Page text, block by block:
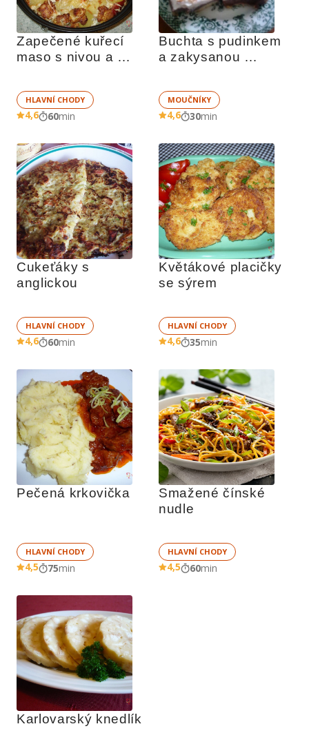
Zapečené kuřecí
maso s nivou a
HLAVNÍ CHODY
4,6 60min
Buchta s pudinkem
a zakysanou
MOUČNÍKY
4,6 30min
Cukeťáky s
anglickou
HLAVNÍ CHODY
4,6 60min
Květákové placičky
se sýrem
HLAVNÍ CHODY
4,6 35min
Pečená krkovička
HLAVNÍ CHODY
4,5 75min
Smažené čínské
nudle
HLAVNÍ CHODY
4,5 60min
Karlovarský knedlík